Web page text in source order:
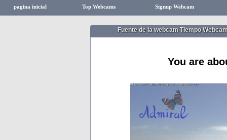
pagina inicial Top Webcams Signup Webcam
Fuente de la webcam Tiempo
You are